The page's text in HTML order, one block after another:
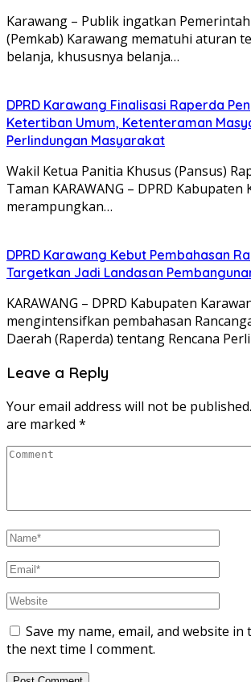
Karawang – Publik ingatkan
(Pemkab) Karawang mematuhi aturan
belanja, khususnya belanja…
DPRD Karawang Finalisasi Raperda
Ketertiban Umum, Ketenteraman
Perlindungan Masyarakat
Wakil Ketua Panitia Khusus (Pansus)
Taman KARAWANG – DPRD
merampungkan…
DPRD Karawang Kebut Pembahasan
Targetkan Jadi Landasan
KARAWANG – DPRD Kabupaten
mengintensifkan pembahasan
Daerah (Raperda) tentang Rencana
Leave a Reply
Your email address will not be published.
are marked *
Save my name, email, and website
the next time I comment.